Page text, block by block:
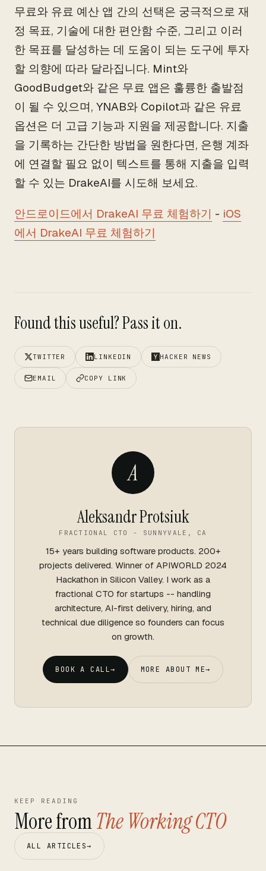
무료와 유료 예산 앱 간의 선택은 궁극적으로 재
정 목표, 기술에 대한 편안함 수준, 그리고 이러
한 목표를 달성하는 데 도움이 되는 도구에 투자
할 의향에 따라 달라집니다. Mint와
GoodBudget와 같은 무료 앱은 훌륭한 출발점
이 될 수 있으며, YNAB와 Copilot과 같은 유료
옵션은 더 고급 기능과 지원을 제공합니다. 지출
을 기록하는 간단한 방법을 원한다면, 은행 계좌
에 연결할 필요 없이 텍스트를 통해 지출을 입력
할 수 있는 DrakeAI를 시도해 보세요.
안드로이드에서 DrakeAI 무료 체험하기 - iOS
에서 DrakeAI 무료 체험하기
Found this useful? Pass it on.
TWITTER LINKEDIN HACKER NEWS
EMAIL COPY LINK
A
Aleksandr Protsiuk
FRACTIONAL CTO - SUNNYVALE, CA
15+ years building software products. 200+
projects delivered. Winner of APIWORLD 2024
Hackathon in Silicon Valley. I work as a
fractional CTO for startups -- handling
architecture, AI-first delivery, hiring, and
technical due diligence so founders can focus
on growth.
BOOK A CALL→ MORE ABOUT ME→
KEEP READING
More fromThe Working CTO
ALL ARTICLES→